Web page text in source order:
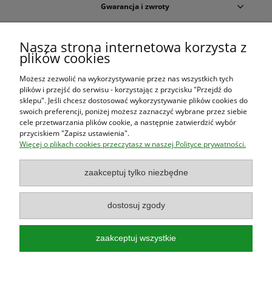
Gwarancja i zwroty
O firmie
Księgarnia Las Książek www.lasksiazek.pl| Aleje Jerozolimskie
53 (p. 2, lok. 212)
| 00-697 Warszawa | 22 290 23 47 | Serdecznie
zapraszamy!
jest czynna od poniedziałku do piątku w godzinach
- 16:00
Nasza strona internetowa korzysta z
plików cookies
Możesz zezwolić na wykorzystywanie przez nas wszystkich tych
plików i przejść do serwisu - korzystając z przycisku "Przejdź do
sklepu". Jeśli chcesz dostosować wykorzystywanie plików cookies do
swoich preferencji, poniżej możesz zaznaczyć wybrane przez siebie
cele przetwarzania plików cookie, a następnie zatwierdzić wybór
przyciskiem "Zapisz ustawienia".
Więcej o plikach cookies przeczytasz w naszej Polityce prywatności.
zaakceptuj tylko niezbędne
dostosuj zgody
zaakceptuj wszystkie